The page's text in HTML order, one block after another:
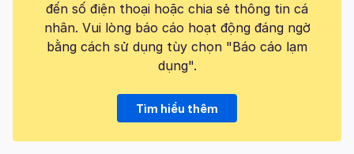
đến số điện thoại hoặc chia sẻ thông tin cá
nhân. Vui lòng báo cáo hoạt động đáng ngờ
bằng cách sử dụng tùy chọn "Báo cáo lạm
dụng".
Tìm hiểu thêm